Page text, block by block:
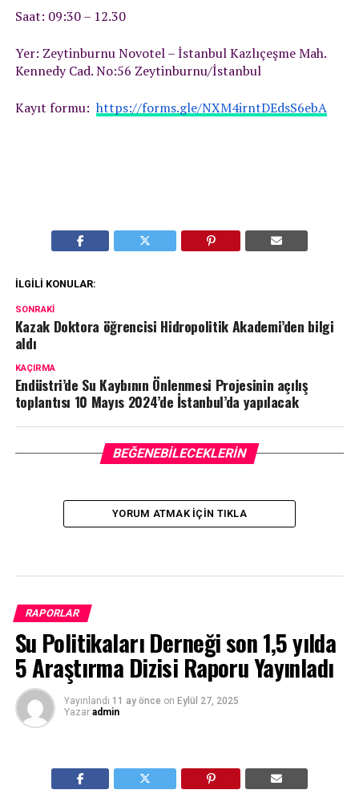
Saat: 09:30 – 12.30
Yer: Zeytinburnu Novotel – İstanbul Kazlıçeşme Mah.
Kennedy Cad. No:56 Zeytinburnu/İstanbul
Kayıt formu: https://forms.gle/NXM4irntDEdsS6ebA
İLGILI KONULAR:
SONRAKI
Kazak Doktora öğrencisi Hidropolitik Akademi’den bilgi
aldı
KAÇIRMA
Endüstri’de Su Kaybının Önlenmesi Projesinin açılış
toplantısı 10 Mayıs 2024’de İstanbul’da yapılacak
BEĞENEBILECEKLERIN
YORUM ATMAK IÇIN TIKLA
RAPORLAR
Su Politikaları Derneği son 1,5 yılda
5 Araştırma Dizisi Raporu Yayınladı
Yayınlandı 11 ay önce on Eylül 27, 2025
Yazar admin